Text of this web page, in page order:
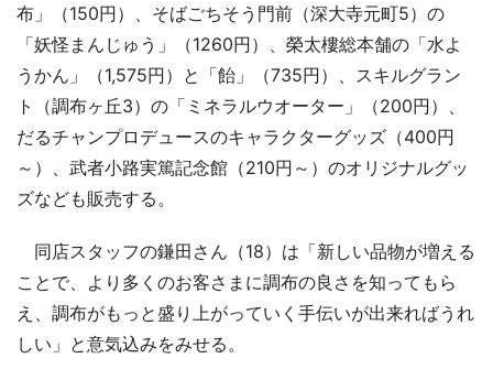
布」（150円）、そばごちそう門前（深大寺元町5）の
「妖怪まんじゅう」（1260円）、榮太樓総本舗の「水よ
うかん」（1,575円）と「飴」（735円）、スキルグラン
ト（調布ヶ丘3）の「ミネラルウオーター」（200円）、
だるチャンプロデュースのキャラクターグッズ（400円
～）、武者小路実篤記念館（210円～）のオリジナルグッ
ズなども販売する。
同店スタッフの鎌田さん（18）は「新しい品物が増える
ことで、より多くのお客さまに調布の良さを知ってもら
え、調布がもっと盛り上がっていく手伝いが出来ればうれ
しい」と意気込みをみせる。